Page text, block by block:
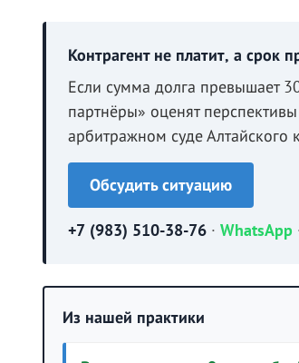
Контрагент не платит, а срок
Если сумма долга превышает
партнёры» оценят
арбитражном суде Алтайского
Обсудить ситуацию
+7 (983) 510-38-76 · WhatsApp
Из нашей практики